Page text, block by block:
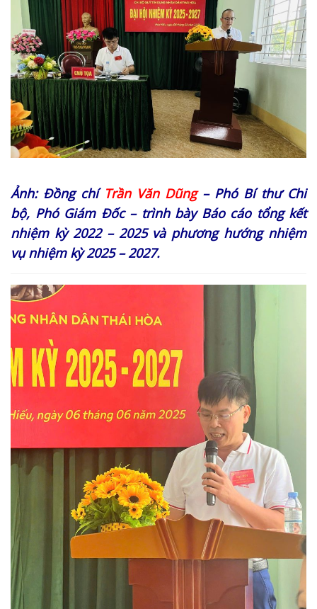
Ảnh: Đồng chí Trần Văn Dũng– Phó Bí thư Chi
bộ, Phó Giám Đốc – trình bày Báo cáo tổng kết
nhiệm kỳ 2022 – 2025 và phương hướng nhiệm
vụ nhiệm kỳ 2025 – 2027.